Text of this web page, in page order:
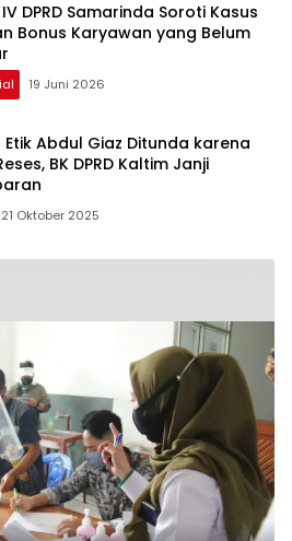
DPRD Samarinda Soroti Kasus
Bonus Karyawan yang Belum
19 Juni 2026
Etik Abdul Giaz Ditunda karena
BK DPRD Kaltim Janji
21 Oktober 2025